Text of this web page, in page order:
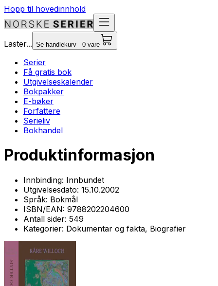
Hopp til hovedinnhold
Laster... Se handlekurv - 0 vare
Serier
Få gratis bok
Utgivelseskalender
Bokpakker
E-bøker
Forfattere
Serieliv
Bokhandel
Produktinformasjon
Innbinding: Innbundet
Utgivelsesdato: 15.10.2002
Språk: Bokmål
ISBN/EAN: 9788202204600
Antall sider: 549
Kategorier: Dokumentar og fakta, Biografier